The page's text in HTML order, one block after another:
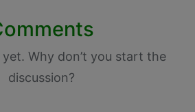
Why don’t you start the
discussion?